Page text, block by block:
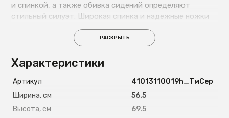
и спинкой, а также обивка сидений определяют
стильный силуэт. Широкая спинка и надежные ножки
из металла обеспечивают максимальный комфорт.
РАСКРЫТЬ
Характеристики
Артикул
41013110019h_ТмСер
Ширина, см
56.5
Высота, см
69.5